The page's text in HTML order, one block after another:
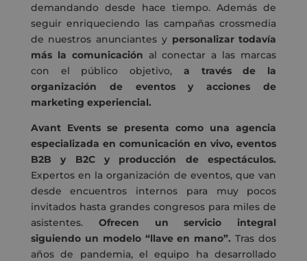
demandando desde hace tiempo. Además de
seguir enriqueciendo las campañas crossmedia
de nuestros anunciantes y personalizar todavía
más la comunicación al conectar a las marcas
con el público objetivo, a través de la
organización de eventos y acciones de
marketing experiencial.
Avant Events se presenta como una agencia
especializada en comunicación en vivo, eventos
B2B y B2C y producción de espectáculos.
Expertos en la organización de eventos, que van
desde encuentros internos para muy pocos
invitados hasta grandes congresos para miles de
asistentes. Ofrecen un servicio integral
siguiendo un modelo “llave en mano”. Tras dos
años de pandemia, el equipo ha desarrollado